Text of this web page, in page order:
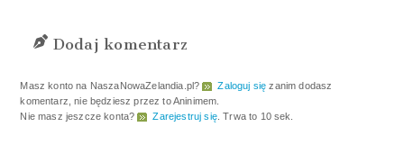
Dodaj komentarz
Masz konto na NaszaNowaZelandia.pl? Zaloguj się zanim dodasz
komentarz, nie będziesz przez to Aninimem.
Nie masz jeszcze konta?
Zarejestruj się. Trwa to 10 sek.